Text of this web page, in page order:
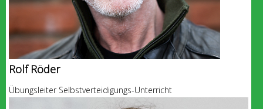
Rolf Röder
Übungsleiter Selbstverteidigungs-Unterricht